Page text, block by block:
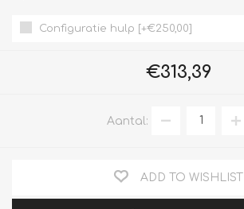
Configuratie hulp [+€250,00]
€313,39
Aantal:
ADD TO WISHLIST